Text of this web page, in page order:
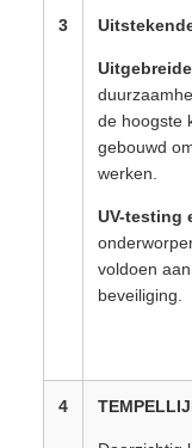
3
de hoogste
gebouwd
werken.
UV-testing
voldoen
beveiliging.
4